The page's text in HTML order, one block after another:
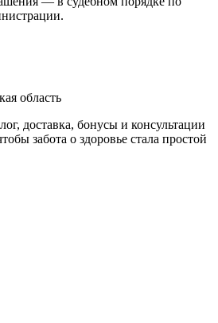
область
доставка, бонусы и консультации
забота о здоровье стала простой